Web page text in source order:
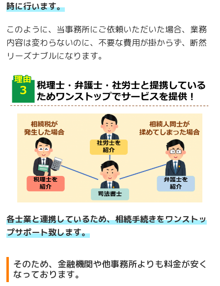
時に行います。
このように、当事務所にご依頼いただいた場合、業務
内容は変わらないのに、不要な費用が掛からず、断然
リーズナブルになります。
各士業と連携しているため、相続手続きをワンストッ
プサポート致します。
そのため、金融機関や他事務所よりも料金が安く
なっております。